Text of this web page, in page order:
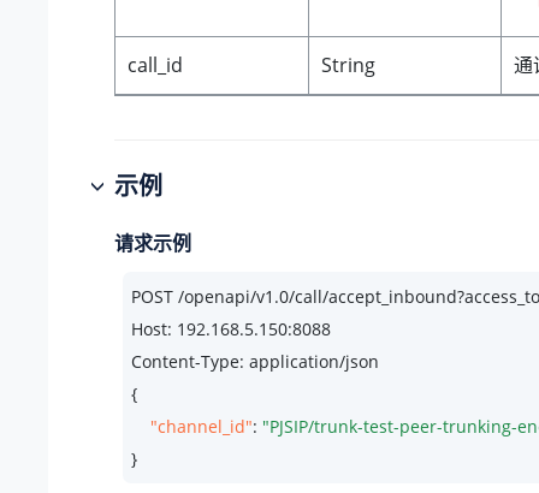
call_id String 通
示例
请求示例
POST /openapi/v1.0/call/
Host: 192.168.5.150:8088
Content-Type: application/json
{
"channel_id": "PJSIP/trunk-test-peer-trunking-
}